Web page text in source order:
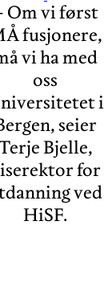
Om vi først
fusjonere,
vi ha med
oss
i
seier
Bjelle,
for
ved
HiSF.